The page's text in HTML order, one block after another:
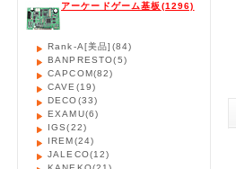
アーケードゲーム基板 (1296)
Rank-A[美品] (84)
BANPRESTO(5)
CAPCOM(82)
CAVE (19)
DECO(33)
EXAMU(6)
IGS(22)
IREM(24)
JALECO(12)